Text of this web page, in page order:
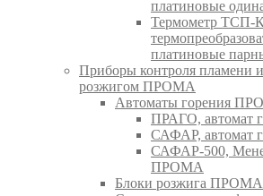
платиновые
Термометр ТСП-
платиновые
Приборы контроля пламени
розжигом ПРОМА
Автоматы горения
ПРАГО, автомат
САФАР, автомат
САФАР-500,
ПРОМА
Блоки розжига ПРОМА